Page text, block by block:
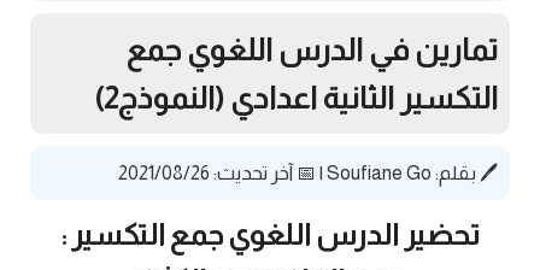
تمارين في الدرس اللغوي جمع
التكسير الثانية اعدادي (النموذج2)
🖊️ بقلم: Soufiane Go
| 📅 آخر تحديث: 2021/08/26
تحضير الدرس اللغوي جمع التكسير :